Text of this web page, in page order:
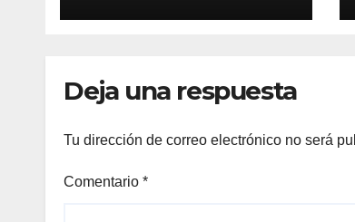
Recinto Ferial
Deja una respuesta
Tu dirección de correo electrónico no será
Comentario *